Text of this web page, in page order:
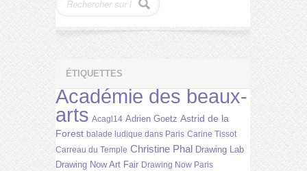
ÉTIQUETTES
Académie des beaux-
arts Acagl14 Adrien Goetz Astrid de la
Forest balade ludique dans Paris Carine Tissot
Carreau du Temple Christine Phal Drawing Lab
Drawing Now Art Fair Drawing Now Paris